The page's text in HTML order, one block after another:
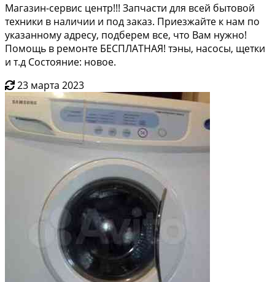
Магазин-сервис центр!!! Запчасти для всей бытовой
техники в наличии и под заказ. Приезжайте к нам по
указанному адресу, подберем все, что Вам нужно!
Помощь в ремонте БЕСПЛАТНАЯ! тэны, насосы, щетки
и т.д Состояние: новое.
23 марта 2023